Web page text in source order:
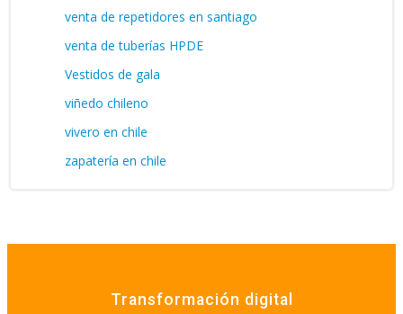
venta de repetidores en santiago
venta de tuberías HPDE
Vestidos de gala
viñedo chileno
vivero en chile
zapatería en chile
Transformación digital